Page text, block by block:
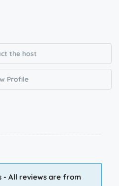
the host
Profile
- All reviews are from